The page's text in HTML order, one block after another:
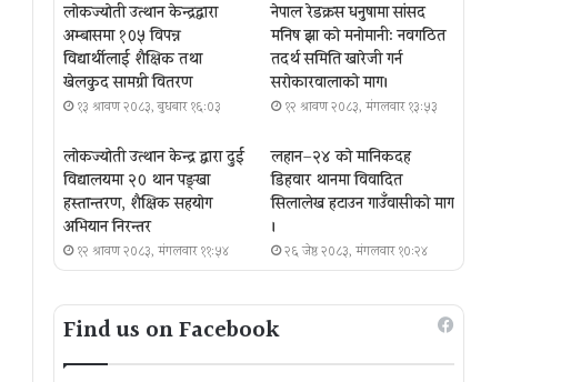
लोकज्योती उत्थान केन्द्रद्वारा
अम्बासमा १०५ विपन्न
विद्यार्थीलाई शैक्षिक तथा
खेलकुद सामग्री वितरण
१३ श्रावण २०८३, बुधबार १६:०३
नेपाल रेडक्रस धनुषामा सांसद
मनिष झा को मनोमानी: नवगठित
तदर्थ समिति खारेजी गर्न
सरोकारवालाको माग।
१२ श्रावण २०८३, मंगलवार १३:५३
लोकज्योती उत्थान केन्द्र द्वारा दुई
विद्यालयमा २० थान पङ्खा
हस्तान्तरण, शैक्षिक सहयोग
अभियान निरन्तर
१२ श्रावण २०८३, मंगलवार ११:५४
लहान–२४ को मानिकदह
डिहवार थानमा विवादित
सिलालेख हटाउन गाउँवासीको माग
।
२६ जेष्ठ २०८३, मंगलवार १०:२४
Find us on Facebook